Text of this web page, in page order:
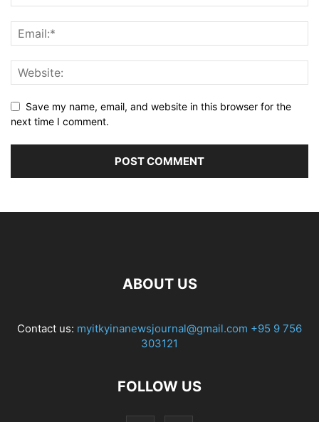
Save my name, email, and website in this browser for the
next time I comment.
ABOUT US
Contact us: myitkyinanewsjournal@gmail.com +95 9 756
303121
FOLLOW US